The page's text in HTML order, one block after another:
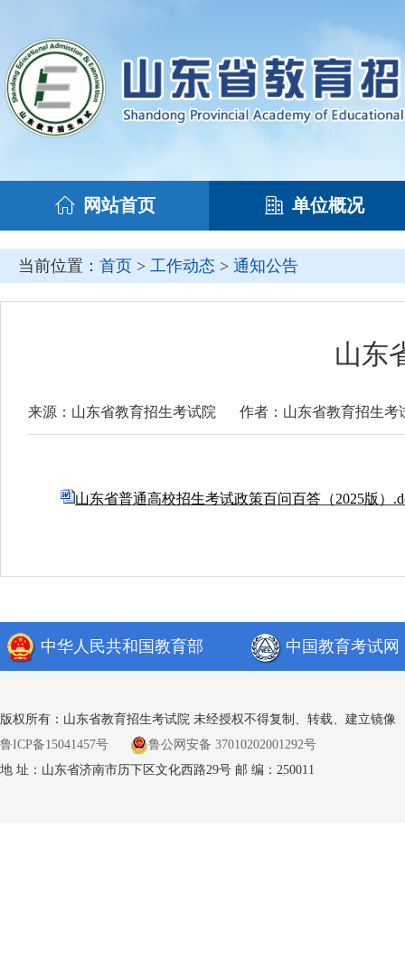
网站首页 单位概况
当前位置： 首页 > 工作动态 > 通知公告
山东
来源：山东省教育招生考试院 作者：山东省教育招生考
山东省普通高校招生考试政策百问百答（2025版）
中华人民共和国教育部 中国教育考试网
版权所有：山东省教育招生考试院 未经授权不得复制、转载、建立镜像
鲁ICP备15041457号
鲁公网安备 37010202001292号
地 址：山东省济南市历下区文化西路29号 邮 编：250011